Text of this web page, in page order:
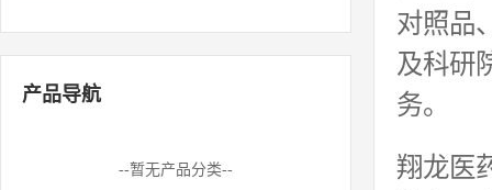
产品导航
--暂无产品分类--
对照品
及科研
务。
翔龙医